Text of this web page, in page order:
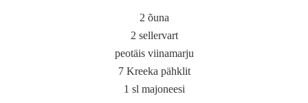
2 õuna
2 sellervart
peotäis viinamarju
7 Kreeka pähklit
1 sl majoneesi